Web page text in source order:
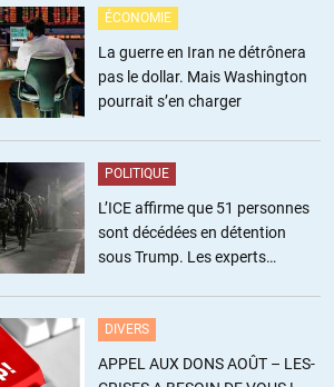
25.09.2018 à 18h30
ça c’est faux. Pour s’en convaincre
des partis fachistes pendant la
(1921->1924) : Pour la même
en 1920 : environ 15%, en 1924, 23%, en
de la politique déflationniste de brunïng …
là : 1930 (septembre) : 25%, 1932 :
ÉCONOMIE
La guerre en Iran ne détrônera
pas le dollar. Mais Washington
pourrait s’en charger
POLITIQUE
L’ICE affirme que 51 personnes
sont décédées en détention
sous Trump. Les experts
DIVERS
APPEL AUX DONS AOÛT – LES-